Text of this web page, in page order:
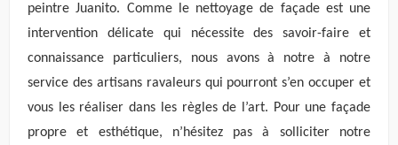
peintre Juanito. Comme le nettoyage de façade est une
intervention délicate qui nécessite des savoir-faire et
connaissance particuliers, nous avons à notre à notre
service des artisans ravaleurs qui pourront s’en occuper et
vous les réaliser dans les règles de l’art. Pour une façade
propre et esthétique, n’hésitez pas à solliciter notre